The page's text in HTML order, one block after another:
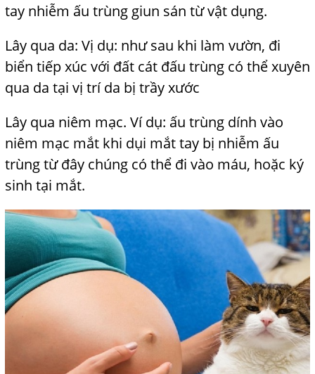
tay nhiễm ấu trùng giun sán từ vật dụng.
Lây qua da: Vị dụ: như sau khi làm vườn, đi
biển tiếp xúc với đất cát đấu trùng có thể xuyên
qua da tại vị trí da bị trầy xước
Lây qua niêm mạc. Ví dụ: ấu trùng dính vào
niêm mạc mắt khi dụi mắt tay bị nhiễm ấu
trùng từ đây chúng có thể đi vào máu, hoặc ký
sinh tại mắt.